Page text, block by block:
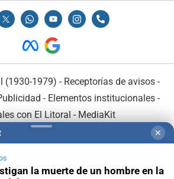
(1930-1979) - Receptorías de avisos -
- Elementos institucionales-
con El Litoral - MediaKit
✕
la muerte de un hombre en la